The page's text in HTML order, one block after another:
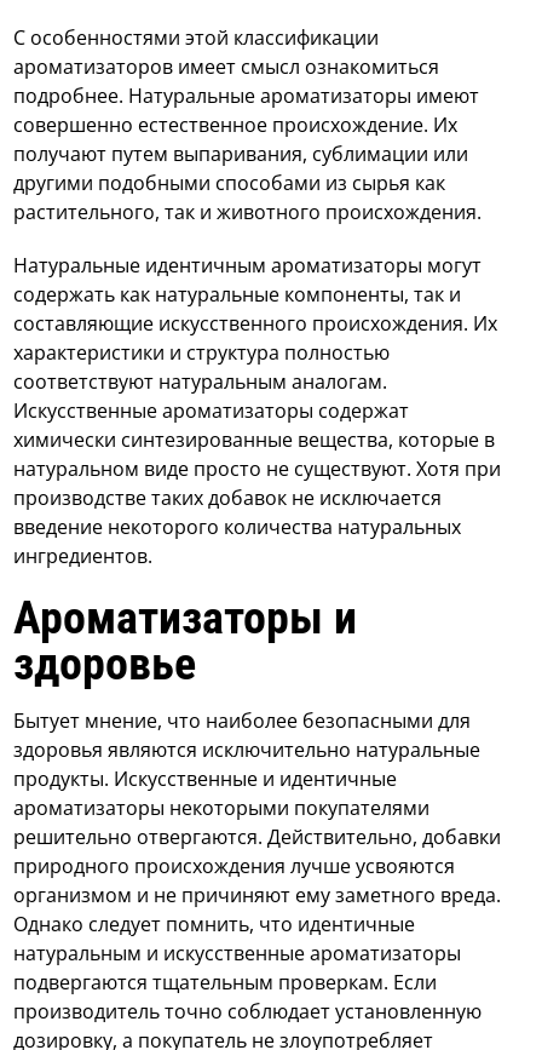
С особенностями этой классификации
ароматизаторов имеет смысл ознакомиться
подробнее. Натуральные ароматизаторы имеют
совершенно естественное происхождение. Их
получают путем выпаривания, сублимации или
другими подобными способами из сырья как
растительного, так и животного происхождения.
Натуральные идентичным ароматизаторы могут
содержать как натуральные компоненты, так и
составляющие искусственного происхождения. Их
характеристики и структура полностью
соответствуют натуральным аналогам.
Искусственные ароматизаторы содержат
химически синтезированные вещества, которые в
натуральном виде просто не существуют. Хотя при
производстве таких добавок не исключается
введение некоторого количества натуральных
ингредиентов.
Ароматизаторы и
здоровье
Бытует мнение, что наиболее безопасными для
здоровья являются исключительно натуральные
продукты. Искусственные и идентичные
ароматизаторы некоторыми покупателями
решительно отвергаются. Действительно, добавки
природного происхождения лучше усвояются
организмом и не причиняют ему заметного вреда.
Однако следует помнить, что идентичные
натуральным и искусственные ароматизаторы
подвергаются тщательным проверкам. Если
производитель точно соблюдает установленную
дозировку, а покупатель не злоупотребляет